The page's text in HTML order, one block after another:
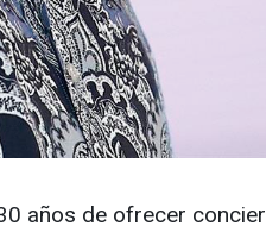
años de ofrecer